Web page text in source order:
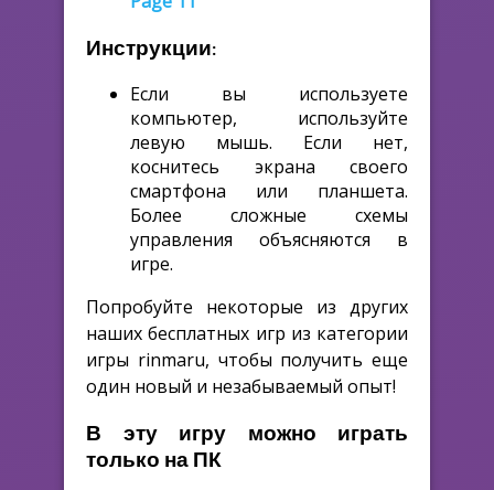
Инструкции:
Если вы используете
компьютер, используйте
левую мышь. Если нет,
коснитесь экрана своего
смартфона или планшета.
Более сложные схемы
управления объясняются в
игре.
Попробуйте некоторые из других
наших бесплатных игр из категории
игры rinmaru, чтобы получить еще
один новый и незабываемый опыт!
В эту игру можно играть
только на ПК